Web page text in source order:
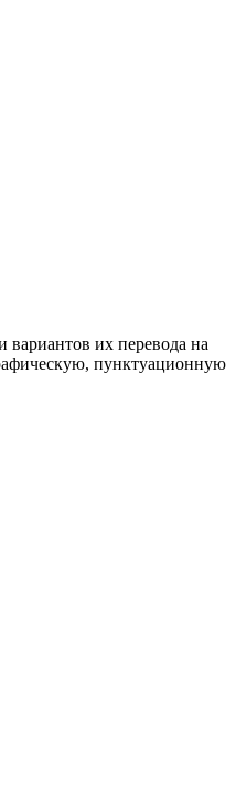
вариантов их перевода на
пунктуационную